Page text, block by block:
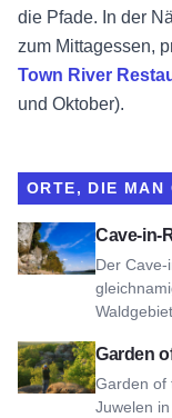
die Pfade. In der
zum Mittagessen,
Town River
und Oktober).
ORTE, DIE MAN
Cave-in-
Der
Ansicht Cave-in-
Garden
Garden of
Juwelen
Ansicht Garten der